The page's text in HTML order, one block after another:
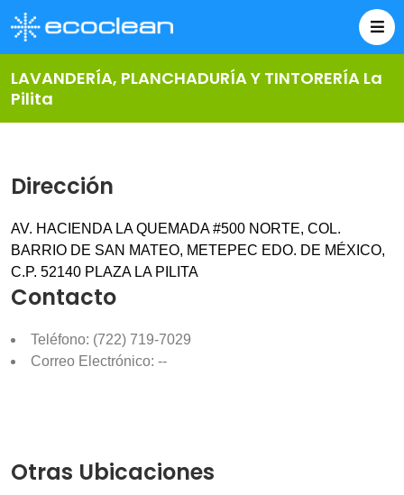
LAVANDERÍA, PLANCHADURÍA Y TINTORERÍA La
Pilita
Dirección
AV. HACIENDA LA QUEMADA #500 NORTE, COL.
BARRIO DE SAN MATEO, METEPEC EDO. DE MÉXICO,
C.P. 52140 PLAZA LA PILITA
Contacto
Teléfono: (722) 719-7029
Correo Electrónico: --
Otras Ubicaciones